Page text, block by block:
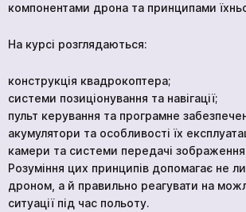
компонентами дрона та принципами
На курсі розглядаються:
конструкція квадрокоптера;
системи позиціонування та навігації;
пульт керування та програмне
акумулятори та особливості їх
камери та системи передачі
Розуміння цих принципів допомагає не
дроном, а й правильно реагувати на
ситуації під час польоту.